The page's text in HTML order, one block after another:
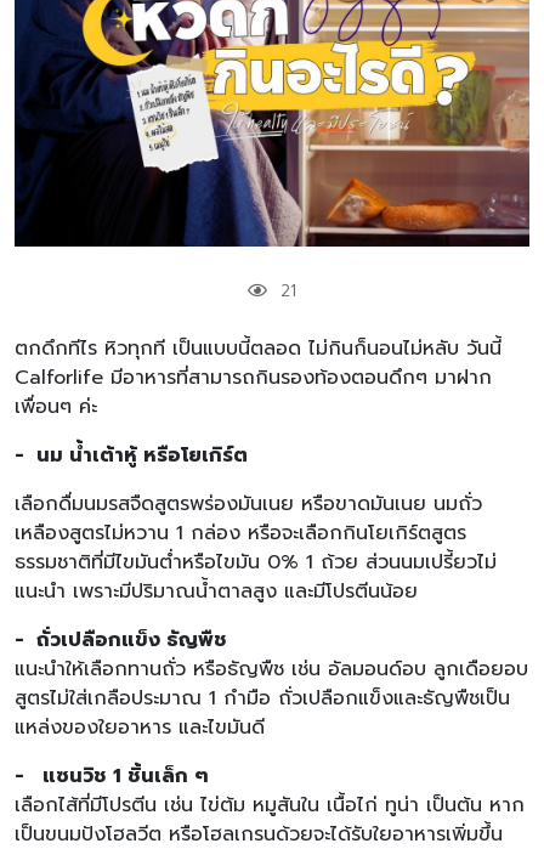
21
ตกดึกทีไร หิวทุกที เป็นแบบนี้ตลอด ไม่กินก็นอนไม่หลับ วันนี้
Calforlife มีอาหารที่สามารถกินรองท้องตอนดึกๆ มาฝาก
เพื่อนๆ ค่ะ
- นม น้ำเต้าหู้ หรือโยเกิร์ต
เลือกดื่มนมรสจืดสูตรพร่องมันเนย หรือขาดมันเนย นมถั่ว
เหลืองสูตรไม่หวาน 1 กล่อง หรือจะเลือกกินโยเกิร์ตสูตร
ธรรมชาติที่มีไขมันต่ำหรือไขมัน 0% 1 ถ้วย ส่วนนมเปรี้ยวไม่
แนะนำ เพราะมีปริมาณน้ำตาลสูง และมีโปรตีนน้อย
- ถั่วเปลือกแข็ง ธัญพืช
แนะนำให้เลือกทานถั่ว หรือธัญพืช เช่น อัลมอนด์อบ ลูกเดือยอบ
สูตรไม่ใส่เกลือประมาณ 1 กำมือ ถั่วเปลือกแข็งและธัญพืชเป็น
แหล่งของใยอาหาร และไขมันดี
- แซนวิช 1 ชิ้นเล็ก ๆ
เลือกไส้ที่มีโปรตีน เช่น ไข่ต้ม หมูสันใน เนื้อไก่ ทูน่า เป็นต้น หาก
เป็นขนมปังโฮลวีต หรือโฮลเกรนด้วยจะได้รับใยอาหารเพิ่มขึ้น